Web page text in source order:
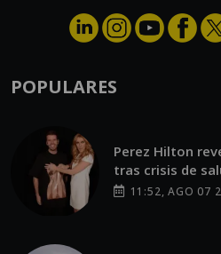
POPULARES
Perez Hilton
tras crisis de
11:52, AGO 07